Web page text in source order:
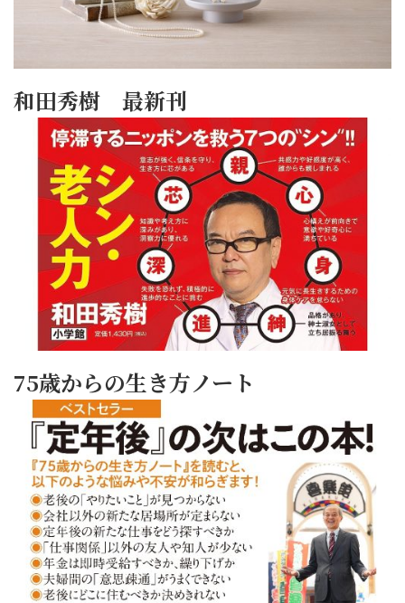
和田秀樹 最新刊
75歳からの生き方ノート